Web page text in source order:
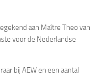
aan Maître Theo van
voor de Nederlandse
bij AEW en een aantal